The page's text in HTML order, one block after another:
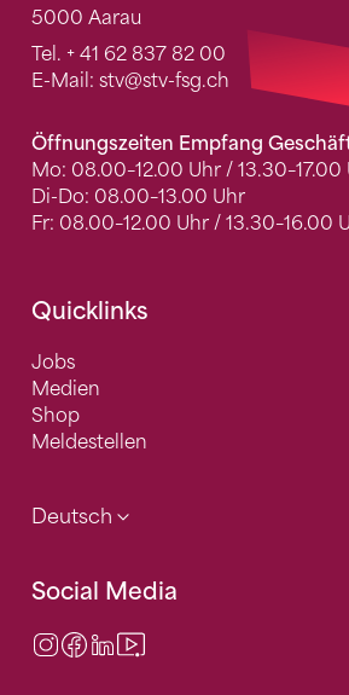
5000 Aarau
Tel. + 41 62 837 82 00
E-Mail: stv@stv-fsg.ch
Öffnungszeiten Empfang
Mo: 08.00–12.00 Uhr / 13.30–17.00
Di-Do: 08.00–13.00 Uhr
Fr: 08.00–12.00 Uhr / 13.30–16.00
Quicklinks
Jobs
Medien
Shop
Meldestellen
Deutsch
Social Media
Instagram
Facebook
LinkedIn